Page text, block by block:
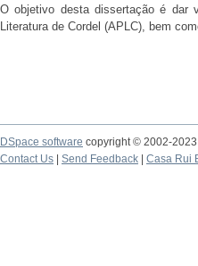
O objetivo desta dissertação é dar
Literatura de Cordel (APLC), bem
DSpace software copyright © 2002-2023
Contact Us
Send Feedback Casa Rui